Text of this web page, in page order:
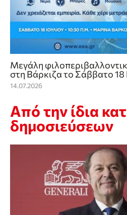
Mεγάλη
στη Βάρκιζα το Σάββατο 18
14.07.2026
Από την ίδια
δημοσιεύσεων